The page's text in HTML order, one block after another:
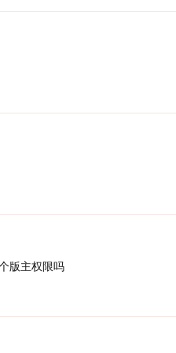
版主权限吗